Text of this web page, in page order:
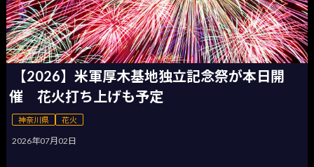
【2026】米軍厚木基地独立記念祭が本日開
催 花火打ち上げも予定
神奈川県 花火
2026年07月02日